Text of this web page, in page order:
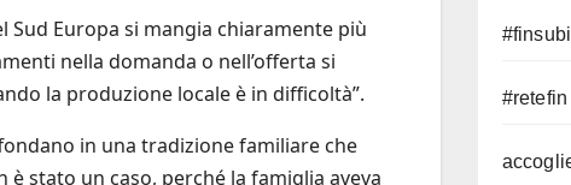
Sud Europa si mangia chiaramente più
nella domanda o nell’offerta si
la produzione locale è in difficoltà”.
in una tradizione familiare che
stato un caso, perché la famiglia aveva
#retefin